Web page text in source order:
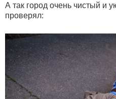
А так город очень чистый и
проверял: